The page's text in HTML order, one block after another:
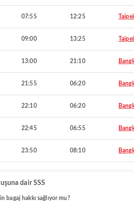
07:55 12:25 Taipei
09:00 13:25 Taipei
13:00 21:10
21:55 06:20
22:10 06:20
22:45 06:55
23:50 08:10
dair SSS
bagaj hakkı sağlıyor mu?